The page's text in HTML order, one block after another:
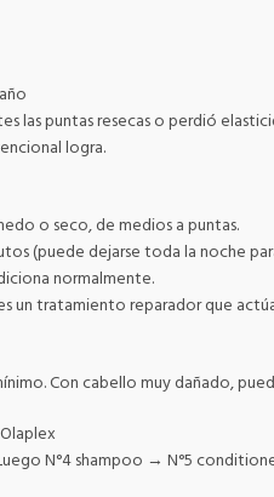
las puntas resecas o perdió
logra.
o seco, de medios a puntas.
(puede dejarse toda la noche
normalmente.
un tratamiento reparador que
Con cabello muy dañado,
N°4 shampoo → N°5